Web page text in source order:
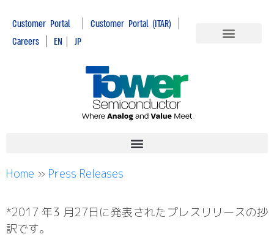
Customer Portal| Customer Portal (ITAR) |
Careers | EN | JP
Home » Press Releases
*2017 年3 月27日に発表されたプレスリリースの抄
訳です。